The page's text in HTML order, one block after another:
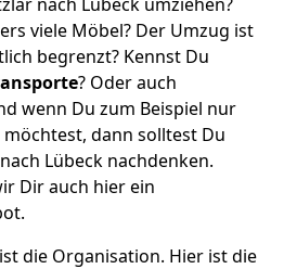
viele Möbel? Der Umzug ist
begrenzt? Kennst Du
? Oder auch
wenn Du zum Beispiel nur
dann solltest Du
nach Lübeck nachdenken.
Dir auch hier ein
die Organisation. Hier ist die